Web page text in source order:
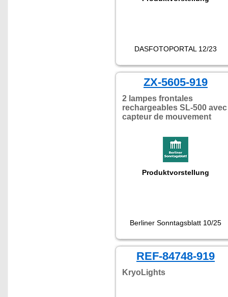
DASFOTOPORTAL 12/23
ZX-5605-919
2 lampes frontales
rechargeables SL-500 avec
capteur de mouvement
Produktvorstellung
Berliner Sonntagsblatt 10/25
REF-84748-919
KryoLights